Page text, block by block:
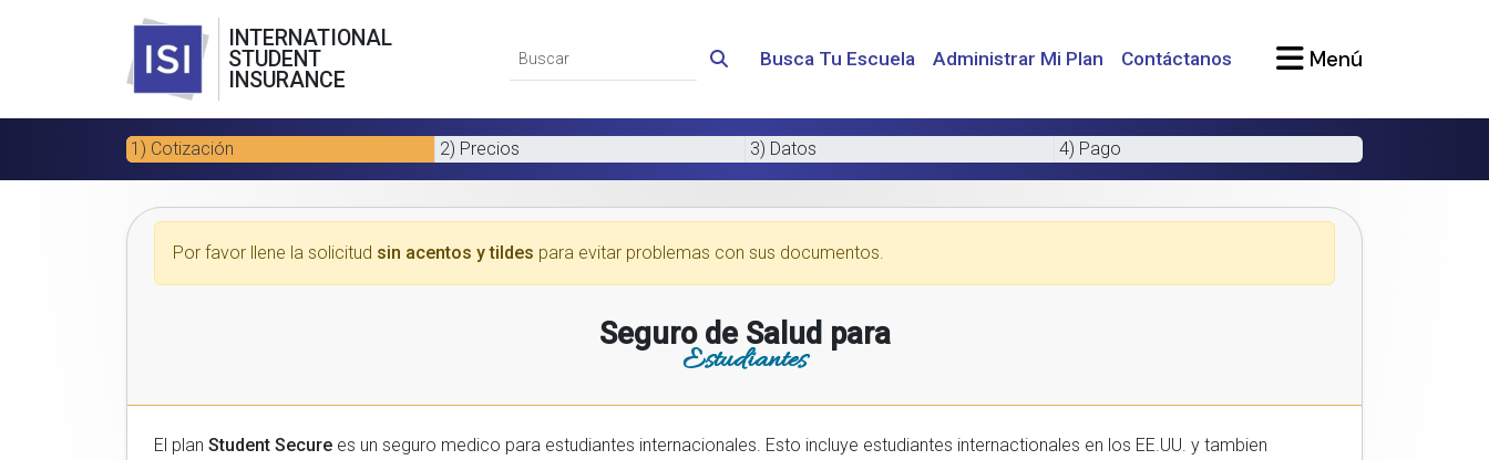
INTERNATIONAL
STUDENT
INSURANCE
Busca Tu Escuela Administrar Mi Plan Contáctanos Menú
1) Cotización 2) Precios 3) Datos 4) Pago
Por favor llene la solicitud sin acentos y tildes para evitar problemas con sus documentos.
Seguro de Salud para
Estudiantes
El plan Student Secure es un seguro medico para estudiantes internacionales. Esto incluye estudiantes internactionales en los EE.UU. y tambien